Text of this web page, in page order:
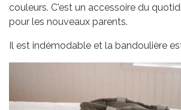
couleurs. C'est un accessoire du
pour les nouveaux parents.
Il est indémodable et la bandoulière